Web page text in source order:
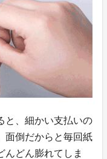
と、細かい支払いの
面倒だからと毎回紙
んどん膨れてしま